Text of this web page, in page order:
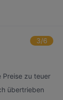
3/6
Preise zu teuer
übertrieben